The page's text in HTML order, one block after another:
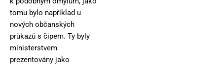
tomu bylo například u
nových občanských
průkazů s čipem. Ty byly
ministerstvem
prezentovány jako